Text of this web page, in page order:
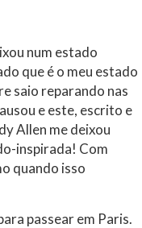
num estado
que é o meu estado
saio reparando nas
e este, escrito e
Allen me deixou
inspirada! Com
quando isso
passear em Paris.